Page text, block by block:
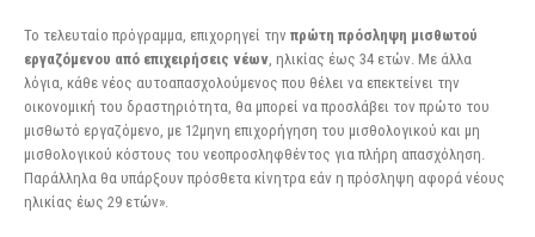
Το τελευταίο πρόγραμμα, επιχορηγεί την πρώτη πρόσληψη μισθωτού
εργαζόμενου από επιχειρήσεις νέων , ηλικίας έως 34 ετών. Με άλλα
λόγια, κάθε νέος αυτοαπασχολούμενος που θέλει να επεκτείνει την
οικονομική του δραστηριότητα, θα μπορεί να προσλάβει τον πρώτο του
μισθωτό εργαζόμενο, με 12μηνη επιχορήγηση του μισθολογικού και μη
μισθολογικού κόστους του νεοπροσληφθέντος για πλήρη απασχόληση.
Παράλληλα θα υπάρξουν πρόσθετα κίνητρα εάν η πρόσληψη αφορά νέους
ηλικίας έως 29 ετών».